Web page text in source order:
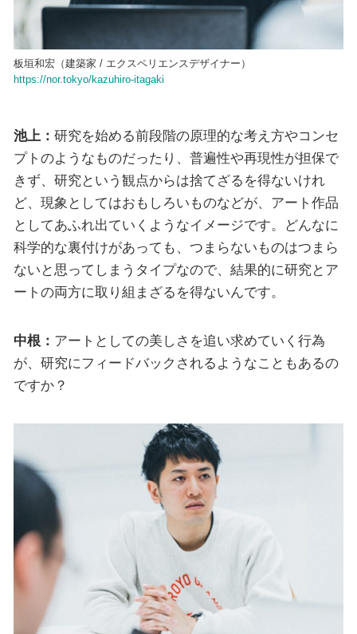
板垣和宏（建築家 / エクスペリエンスデザイナー）
https://nor.tokyo/kazuhiro-itagaki
池上： 研究を始める前段階の原理的な考え方やコンセ
プトのようなものだったり、普遍性や再現性が担保で
きず、研究という観点からは捨てざるを得ないけれ
ど、現象としてはおもしろいものなどが、アート作品
としてあふれ出ていくようなイメージです。どんなに
科学的な裏付けがあっても、つまらないものはつまら
ないと思ってしまうタイプなので、結果的に研究とア
ートの両方に取り組まざるを得ないんです。
中根： アートとしての美しさを追い求めていく行為
が、研究にフィードバックされるようなこともあるの
ですか？